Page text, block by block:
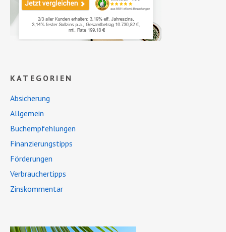
KATEGORIEN
Absicherung
Allgemein
Buchempfehlungen
Finanzierungstipps
Förderungen
Verbrauchertipps
Zinskommentar